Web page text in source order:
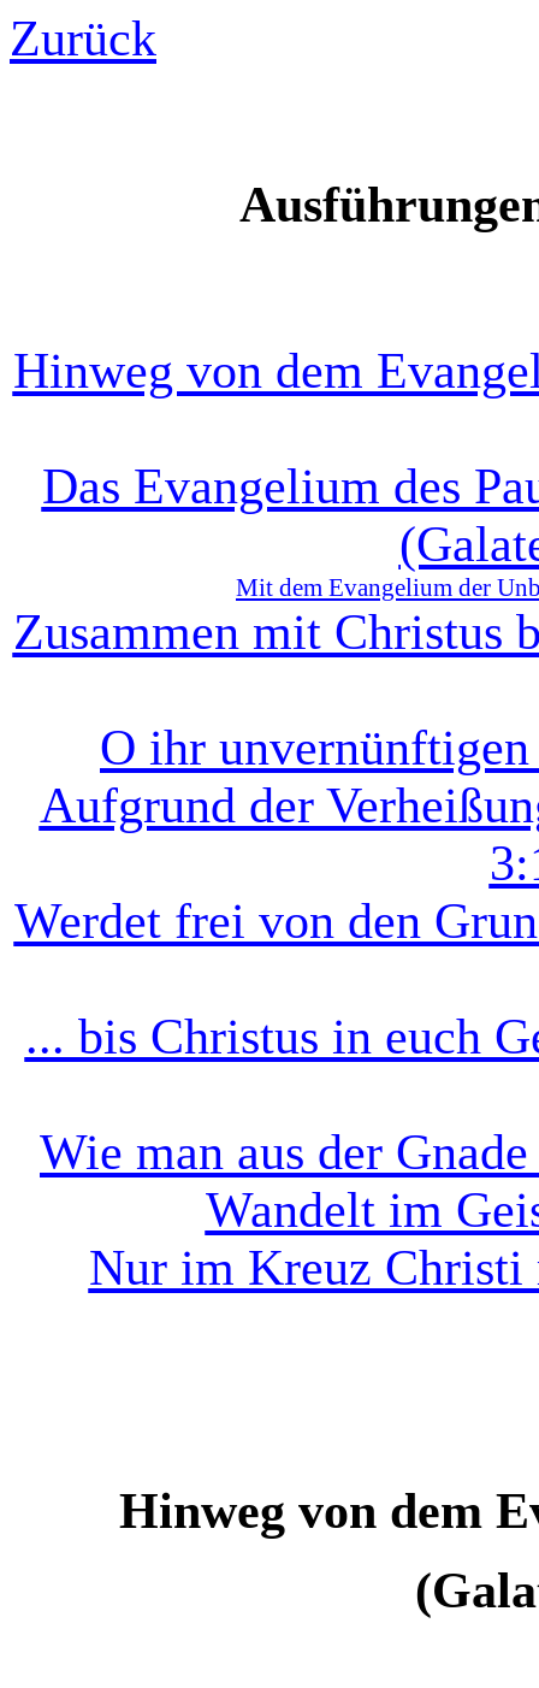
Zurück
Hinweg von dem
Das Evangelium des
Mit dem Evangelium der
Zusammen mit Christus
O ihr
Aufgrund der
Werdet frei von den
... bis Christus in euch
Wie man aus der
Wandelt im
Nur im Kreuz Christi
Hinweg von dem